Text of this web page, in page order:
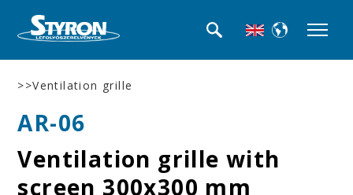
>>Ventilation grille
AR-06
Ventilation grille with
screen 300x300 mm